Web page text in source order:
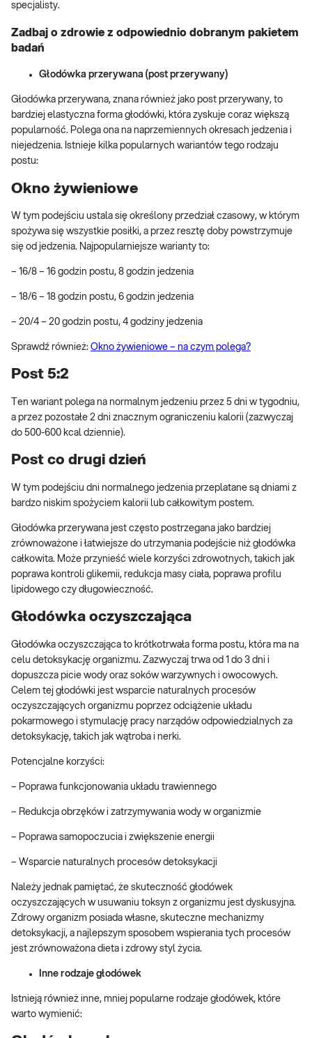
specjalisty.
Zadbaj o zdrowie z odpowiednio dobranym pakietem
badań
Głodówka przerywana (post przerywany)
Głodówka przerywana, znana również jako post przerywany, to
bardziej elastyczna forma głodówki, która zyskuje coraz większą
popularność. Polega ona na naprzemiennych okresach jedzenia i
niejedzenia. Istnieje kilka popularnych wariantów tego rodzaju
postu:
Okno żywieniowe
W tym podejściu ustala się określony przedział czasowy, w którym
spożywa się wszystkie posiłki, a przez resztę doby powstrzymuje
się od jedzenia. Najpopularniejsze warianty to:
– 16/8 – 16 godzin postu, 8 godzin jedzenia
– 18/6 – 18 godzin postu, 6 godzin jedzenia
– 20/4 – 20 godzin postu, 4 godziny jedzenia
Sprawdź również: Okno żywieniowe – na czym polega?
Post 5:2
Ten wariant polega na normalnym jedzeniu przez 5 dni w tygodniu,
a przez pozostałe 2 dni znacznym ograniczeniu kalorii (zazwyczaj
do 500-600 kcal dziennie).
Post co drugi dzień
W tym podejściu dni normalnego jedzenia przeplatane są dniami z
bardzo niskim spożyciem kalorii lub całkowitym postem.
Głodówka przerywana jest często postrzegana jako bardziej
zrównoważone i łatwiejsze do utrzymania podejście niż głodówka
całkowita. Może przynieść wiele korzyści zdrowotnych, takich jak
poprawa kontroli glikemii, redukcja masy ciała, poprawa profilu
lipidowego czy długowieczność.
Głodówka oczyszczająca
Głodówka oczyszczająca to krótkotrwała forma postu, która ma na
celu detoksykację organizmu. Zazwyczaj trwa od 1 do 3 dni i
dopuszcza picie wody oraz soków warzywnych i owocowych.
Celem tej głodówki jest wsparcie naturalnych procesów
oczyszczających organizmu poprzez odciążenie układu
pokarmowego i stymulację pracy narządów odpowiedzialnych za
detoksykację, takich jak wątroba i nerki.
Potencjalne korzyści:
– Poprawa funkcjonowania układu trawiennego
– Redukcja obrzęków i zatrzymywania wody w organizmie
– Poprawa samopoczucia i zwiększenie energii
– Wsparcie naturalnych procesów detoksykacji
Należy jednak pamiętać, że skuteczność głodówek
oczyszczających w usuwaniu toksyn z organizmu jest dyskusyjna.
Zdrowy organizm posiada własne, skuteczne mechanizmy
detoksykacji, a najlepszym sposobem wspierania tych procesów
jest zrównoważona dieta i zdrowy styl życia.
Inne rodzaje głodówek
Istnieją również inne, mniej popularne rodzaje głodówek, które
warto wymienić: